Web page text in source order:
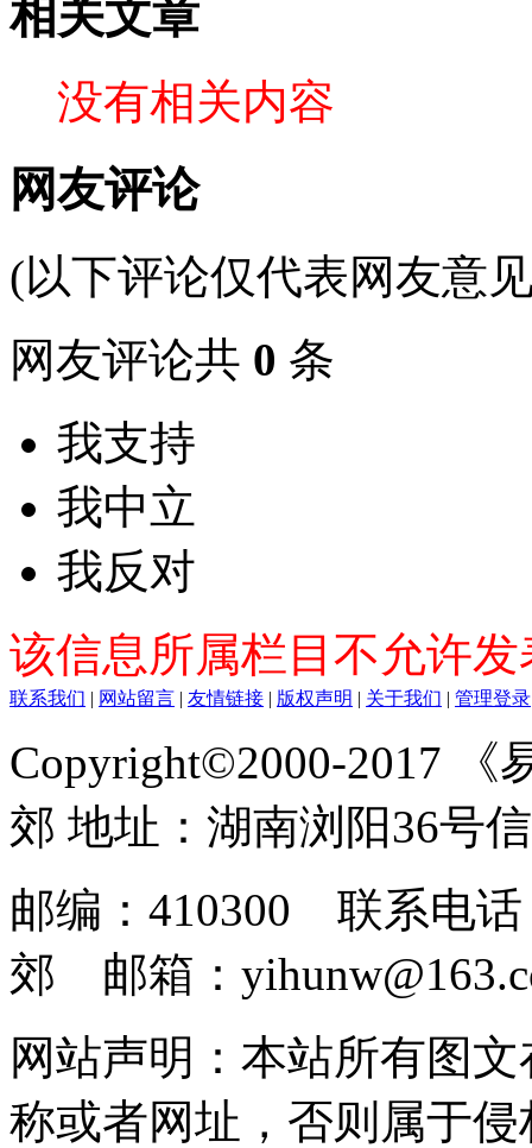
相关文章
没有相关内容
网友评论
(以下评论仅代表网友意
网友评论共 0 条
我支持
我中立
我反对
该信息所属栏目不允许
联系我们 | 网站留言 | 友情链接 | 版权声明 | 关于我们 | 管理登录
Copyright©2000-2017 《
郊 地址：湖南浏阳36号
邮编：410300 联系电
郊 邮箱：
网站声明：本站所有图
称或者网址，否则属于